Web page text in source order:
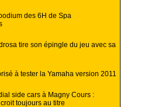
des 6H de Spa
tire son épingle du jeu avec sa
à tester la Yamaha version 2011
side cars à Magny Cours :
toujours au titre